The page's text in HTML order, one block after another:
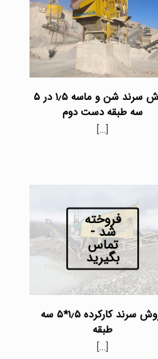
فروش سرند شن و ماسه ۱٫۵ در ۵
سه طبقه دست دوم
[…]
فروخته
شد -
تماس
بگیرید
فروش سرند کارکرده ۱٫۵*۵ سه
طبقه
[…]